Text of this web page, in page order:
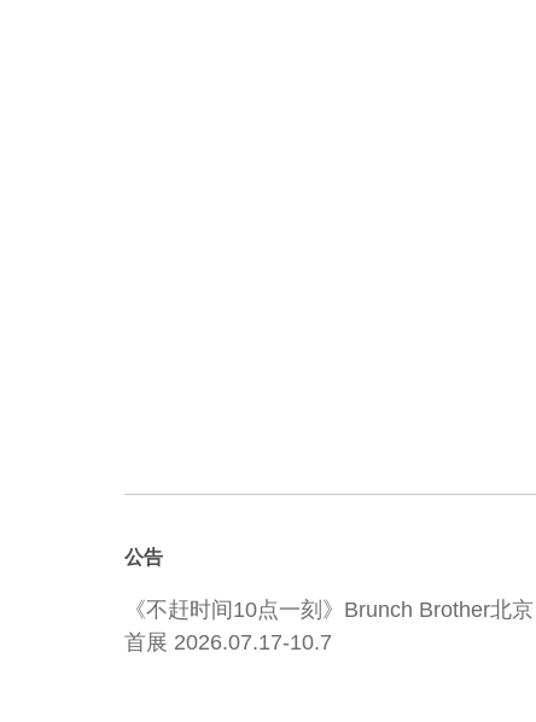
公告
《不赶时间10点一刻》Brunch Brother北京
首展 2026.07.17-10.7